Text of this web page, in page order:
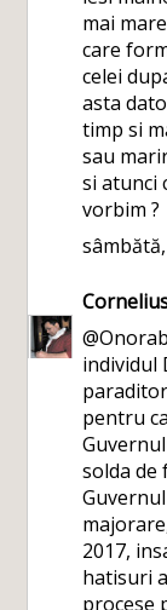
mai
care
celei
asta
timp si
sau
si atunci
vorbim ?
individul
pentru
solda de
2017,
hatisuri
procese